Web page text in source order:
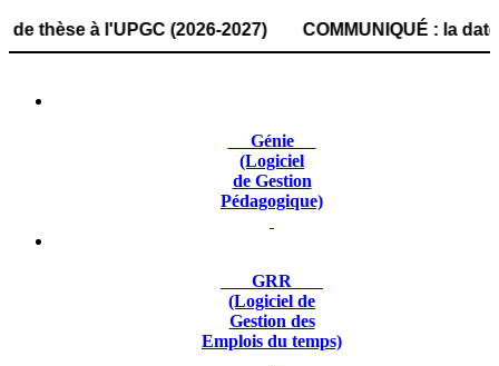
à l'UPGC (2026-2027) COMMUNIQUÉ : la
Génie
(Logiciel
de Gestion
Pédagogique)
GRR
(Logiciel de
Gestion des
Emplois du temps)